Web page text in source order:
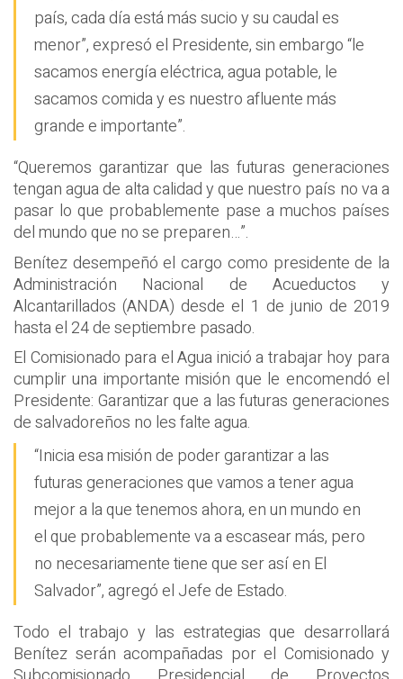
país, cada día está más sucio y su caudal es
menor”, expresó el Presidente, sin embargo “le
sacamos energía eléctrica, agua potable, le
sacamos comida y es nuestro afluente más
grande e importante”.
“Queremos garantizar que las futuras generaciones
tengan agua de alta calidad y que nuestro país no va a
pasar lo que probablemente pase a muchos países
del mundo que no se preparen…”.
Benítez desempeñó el cargo como presidente de la
Administración Nacional de Acueductos y
Alcantarillados (ANDA) desde el 1 de junio de 2019
hasta el 24 de septiembre pasado.
El Comisionado para el Agua inició a trabajar hoy para
cumplir una importante misión que le encomendó el
Presidente: Garantizar que a las futuras generaciones
de salvadoreños no les falte agua.
“Inicia esa misión de poder garantizar a las
futuras generaciones que vamos a tener agua
mejor a la que tenemos ahora, en un mundo en
el que probablemente va a escasear más, pero
no necesariamente tiene que ser así en El
Salvador”, agregó el Jefe de Estado.
Todo el trabajo y las estrategias que desarrollará
Benítez serán acompañadas por el Comisionado y